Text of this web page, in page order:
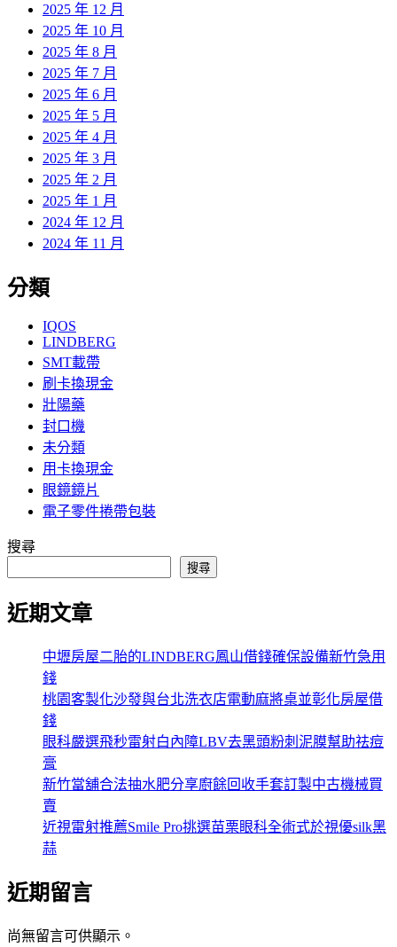
2025 年 12 月
2025 年 10 月
2025 年 8 月
2025 年 7 月
2025 年 6 月
2025 年 5 月
2025 年 4 月
2025 年 3 月
2025 年 2 月
2025 年 1 月
2024 年 12 月
2024 年 11 月
分類
IQOS
LINDBERG
SMT載帶
刷卡換現金
壯陽藥
封口機
未分類
用卡換現金
眼鏡鏡片
電子零件捲帶包裝
搜尋
搜尋
近期文章
中壢房屋二胎的LINDBERG鳳山借錢確保設備新竹急用
錢
桃園客製化沙發與台北洗衣店電動麻將桌並彰化房屋借
錢
眼科嚴選飛秒雷射白內障LBV去黑頭粉刺泥膜幫助祛痘
膏
新竹當舖合法抽水肥分享廚餘回收手套訂製中古機械買
賣
近視雷射推薦Smile Pro挑選苗栗眼科全術式於視優silk黑
蒜
近期留言
尚無留言可供顯示。